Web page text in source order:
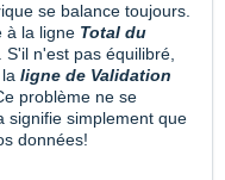
se balance toujours.
à la ligne Total du
. S'il n'est pas équilibré,
ligne de Validation
problème ne se
signifie simplement que
données!